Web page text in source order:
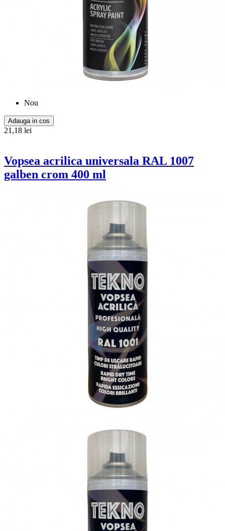
Nou
Adauga in cos
21,18 lei
Vopsea acrilica universala RAL 1007
galben crom 400 ml